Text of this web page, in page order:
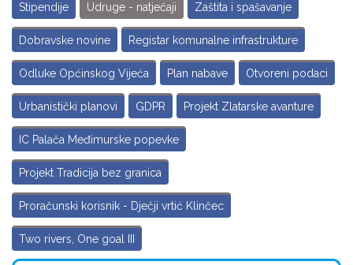
Stipendije Udruge - natječaji Zaštita i spašavanje
Dobravske novine Registar komunalne infrastrukture
Odluke Općinskog Vijeća Plan nabave Otvoreni podaci
Urbanistički planovi GDPR Projekt Zlatarske avanture
IC Palača Međimurske popevke
Projekt Tradicija bez granica
Proračunski korisnik - Dječji vrtić Klinčec
Two rivers, One goal III